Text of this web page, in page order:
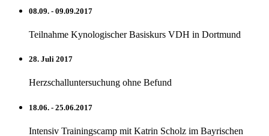
08.09. - 09.09.2017
Teilnahme Kynologischer Basiskurs VDH in Dortmund
28. Juli 2017
Herzschalluntersuchung ohne Befund
18.06. - 25.06.2017
Intensiv Trainingscamp mit Katrin Scholz im Bayrischen